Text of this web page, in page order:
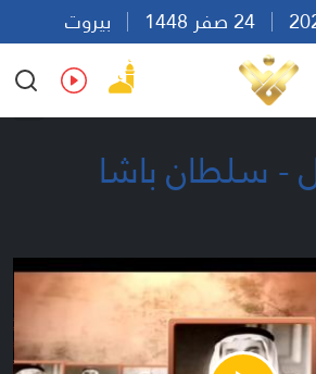
بيروت
Ar En Fr Es
- سلطان باشا